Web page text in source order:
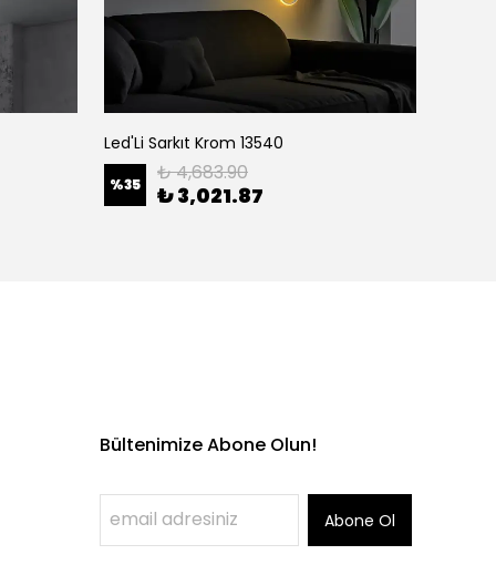
Led'Li Sarkıt Krom 13540
%35 ₺ 4,683.90
₺ 3,021.87
Bültenimize Abone Olun!
Abone Ol